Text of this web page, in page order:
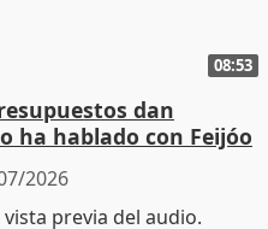
08:53
dan
ha hablado con Feijóo
2026